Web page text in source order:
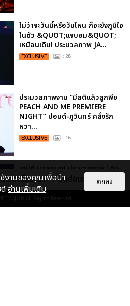
ไม่ว่าจะวันนี้หรือวันไหน ก็จะยังภูมิใจ
ในตัว &QUOT;แจบอม&QUOT;
เหมือนเดิม! ประมวลภาพ JA...
EXCLUSIVE : 28
ประมวลภาพงาน “มีสติแล้วลูกพีช
PEACH AND ME PREMIERE
NIGHT” ปอนด์-ภูวินทร์ คลั่งรัก
หวา...
EXCLUSIVE : 16
เคมีดี มวลสนุก! ประมวลภาพ “ดิว-
ธี” เปิดตัวซีรีส์ “MR.KILL มังงะสั่ง
ตาย” ในงาน “MR.KILL...
EXCLUSIVE : 14
อลงโฆษณา ติดต่อเรา
All Rights Reserved.
ช้งานของคุณเพื่อนำ
ต์อ่านเพิ่มเติม
ตกลง